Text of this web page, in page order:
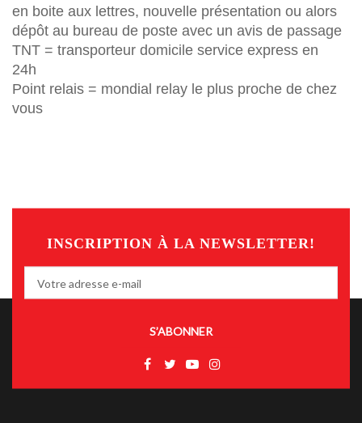
en boite aux lettres, nouvelle présentation ou alors
dépôt au bureau de poste avec un avis de passage
TNT = transporteur domicile service express en
24h
Point relais = mondial relay le plus proche de chez
vous
INSCRIPTION À LA NEWSLETTER!
S’ABONNER